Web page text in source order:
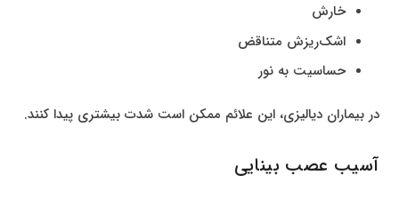
خارش
اشک‌ریزش متناقض
حساسیت به نور
در بیماران دیالیزی، این علائم ممکن است شدت بیشتری پیدا کنند.
آسیب عصب بینایی